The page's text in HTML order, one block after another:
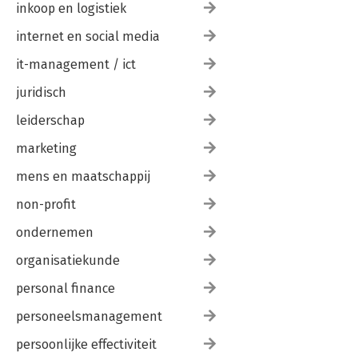
inkoop en logistiek
internet en social media
it-management / ict
juridisch
leiderschap
marketing
mens en maatschappij
non-profit
ondernemen
organisatiekunde
personal finance
personeelsmanagement
persoonlijke effectiviteit